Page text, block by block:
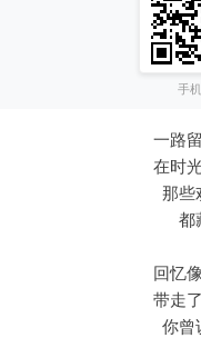
手
一路
在时
那些
都
回忆
带走
你曾